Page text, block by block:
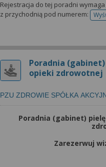
Rejestracja do tej poradni
z przychodnią pod numerem:
Poradnia
opieki zdrowotnej
PZU ZDROWIE SPÓŁKA
Poradnia (gabinet)
Zarezerwuj